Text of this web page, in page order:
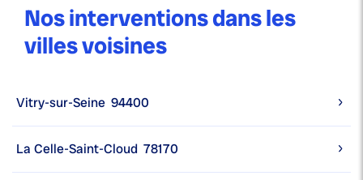
Nos interventions dans les
villes voisines
Vitry-sur-Seine 94400
La Celle-Saint-Cloud 78170